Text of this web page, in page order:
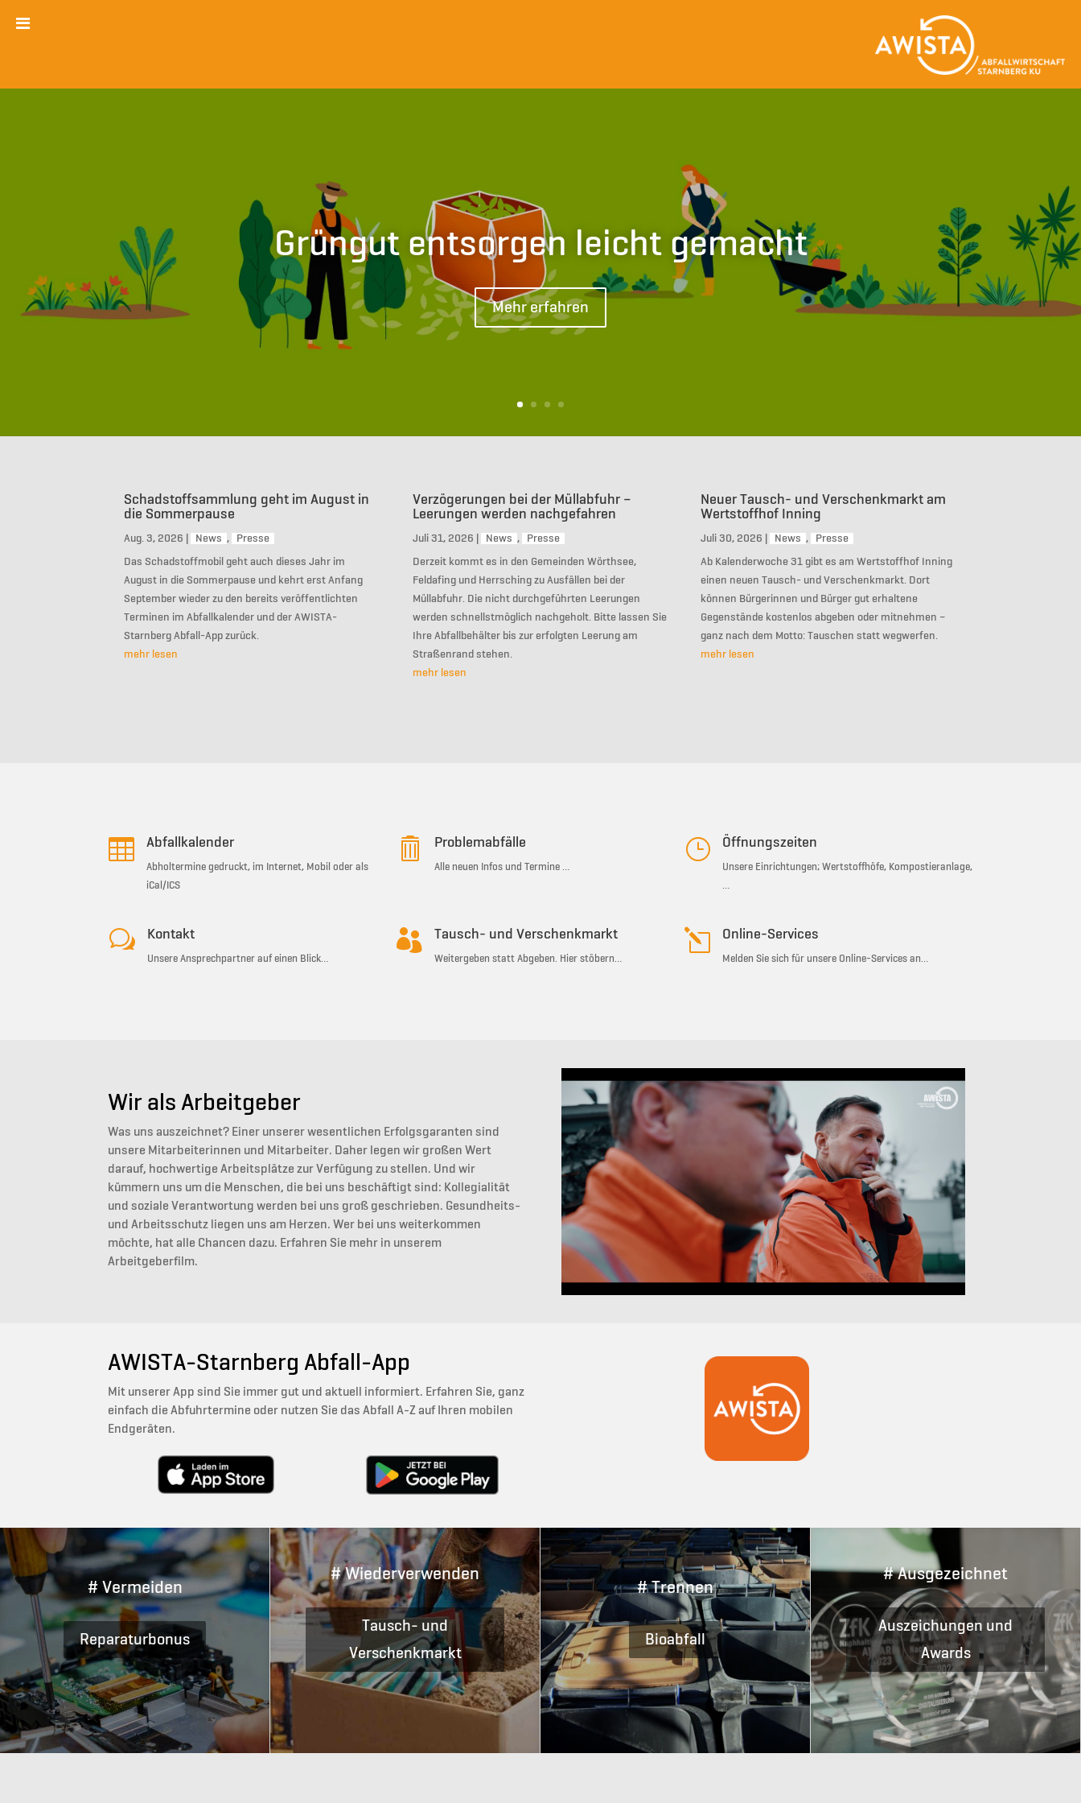
Grüngut entsorgen leicht gemacht
Mehr erfahren
Schadstoffsammlung geht im August in
die Sommerpause
Aug. 3, 2026 News , Presse
Das Schadstoffmobil geht auch dieses Jahr im
August in die Sommerpause und kehrt erst Anfang
September wieder zu den bereits veröffentlichten
Terminen im Abfallkalender und der AWISTA-
Starnberg Abfall-App zurück.
mehr lesen
Verzögerungen bei der Müllabfuhr –
Leerungen werden nachgefahren
Juli 31, 2026 News , Presse
Derzeit kommt es in den Gemeinden Wörthsee,
Feldafing und Herrsching zu Ausfällen bei der
Müllabfuhr. Die nicht durchgeführten Leerungen
werden schnellstmöglich nachgeholt. Bitte lassen Sie
Ihre Abfallbehälter bis zur erfolgten Leerung am
Straßenrand stehen.
mehr lesen
Neuer Tausch- und Verschenkmarkt am
Wertstoffhof Inning
Juli 30, 2026 News , Presse
Ab Kalenderwoche 31 gibt es am Wertstoffhof Inning
einen neuen Tausch- und Verschenkmarkt. Dort
können Bürgerinnen und Bürger gut erhaltene
Gegenstände kostenlos abgeben oder mitnehmen –
ganz nach dem Motto: Tauschen statt wegwerfen.
mehr lesen
 Abfallkalender
Abholtermine gedruckt, im Internet, Mobil oder als
iCal/ICS
 Problemabfälle
Alle neuen Infos und Termine …
} Öffnungszeiten
Unsere Einrichtungen; Wertstoffhöfe, Kompostieranlage,
…
w Kontakt
Unsere Ansprechpartner auf einen Blick…
 Tausch- und Verschenkmarkt
Weitergeben statt Abgeben. Hier stöbern…
l Online-Services
Melden Sie sich für unsere Online-Services an…
Wir als Arbeitgeber
Was uns auszeichnet? Einer unserer wesentlichen Erfolgsgaranten sind
unsere Mitarbeiterinnen und Mitarbeiter. Daher legen wir großen Wert
darauf, hochwertige Arbeitsplätze zur Verfügung zu stellen. Und wir
kümmern uns um die Menschen, die bei uns beschäftigt sind: Kollegialität
und soziale Verantwortung werden bei uns groß geschrieben. Gesundheits-
und Arbeitsschutz liegen uns am Herzen. Wer bei uns weiterkommen
möchte, hat alle Chancen dazu. Erfahren Sie mehr in unserem
Arbeitgeberfilm.
AWISTA-Starnberg Abfall-App
Mit unserer App sind Sie immer gut und aktuell informiert. Erfahren Sie, ganz
einfach die Abfuhrtermine oder nutzen Sie das Abfall A-Z auf Ihren mobilen
Endgeräten.
# Vermeiden
Reparaturbonus
# Wiederverwenden
Tausch- und
Verschenkmarkt
# Trennen
Bioabfall
# Ausgezeichnet
Auszeichungen und
Awards